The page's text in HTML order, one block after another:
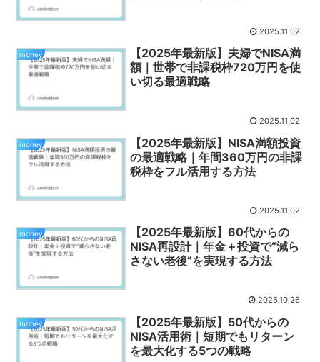
2025.11.02
money
【2025年最新版】夫婦でNISA満
額｜世帯で非課税枠720万円を使
い切る最適戦略
2025.11.02
money
【2025年最新版】NISA満額投資
の最適戦略｜年間360万円の非課
税枠をフル活用する方法
2025.11.02
money
【2025年最新版】60代からの
NISA再設計｜年金＋投資で“減ら
さない老後”を実現する方法
2025.10.26
money
【2025年最新版】50代からの
NISA活用術｜短期でもリターン
を最大化する5つの戦略